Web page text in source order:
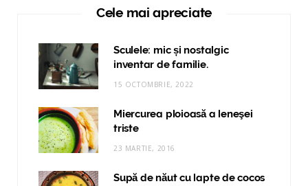
Cele mai apreciate
Sculele: mic și nostalgic
inventar de familie.
15 OCTOMBRIE, 2022
Miercurea ploioasă a leneşei
triste
23 MARTIE, 2016
Supă de năut cu lapte de cocos